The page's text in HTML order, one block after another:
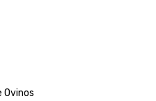
Ovinos